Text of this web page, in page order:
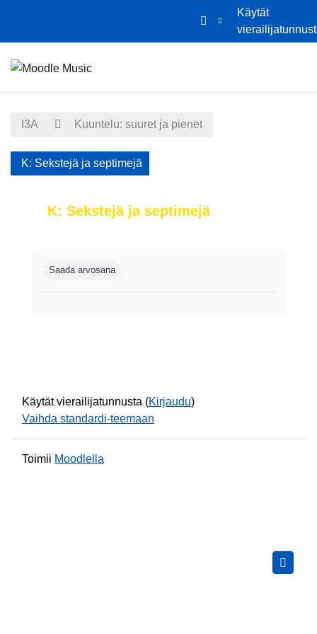
Käytät
I3A Kuuntelu: suuret ja pienet
K: Sekstejä ja septimejä
K: Sekstejä ja septimejä
Saada arvosana
Käytät vierailijatunnusta (Kirjaudu)
Vaihda standardi-teemaan
Toimii Moodlella